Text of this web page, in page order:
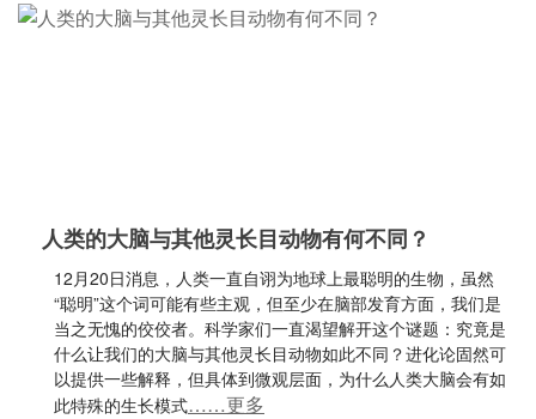
人类的大脑与其他灵长目动物有何不同？
12月20日消息，人类一直自诩为地球上最聪明的生物，虽然
“聪明”这个词可能有些主观，但至少在脑部发育方面，我们是
当之无愧的佼佼者。科学家们一直渴望解开这个谜题：究竟是
什么让我们的大脑与其他灵长目动物如此不同？进化论固然可
以提供一些解释，但具体到微观层面，为什么人类大脑会有如
此特殊的生长模式……更多